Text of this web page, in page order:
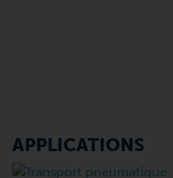
APPLICATIONS